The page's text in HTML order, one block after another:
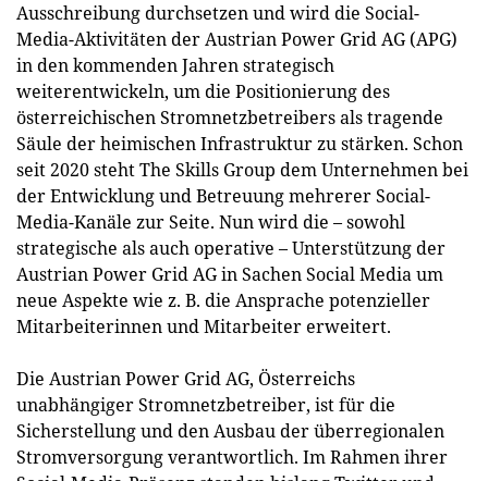
Ausschreibung durchsetzen und wird die Social-
Media-Aktivitäten der Austrian Power Grid AG (APG)
in den kommenden Jahren strategisch
weiterentwickeln, um die Positionierung des
österreichischen Stromnetzbetreibers als tragende
Säule der heimischen Infrastruktur zu stärken. Schon
seit 2020 steht The Skills Group dem Unternehmen bei
der Entwicklung und Betreuung mehrerer Social-
Media-Kanäle zur Seite. Nun wird die – sowohl
strategische als auch operative – Unterstützung der
Austrian Power Grid AG in Sachen Social Media um
neue Aspekte wie z. B. die Ansprache potenzieller
Mitarbeiterinnen und Mitarbeiter erweitert.
Die Austrian Power Grid AG, Österreichs
unabhängiger Stromnetzbetreiber, ist für die
Sicherstellung und den Ausbau der überregionalen
Stromversorgung verantwortlich. Im Rahmen ihrer